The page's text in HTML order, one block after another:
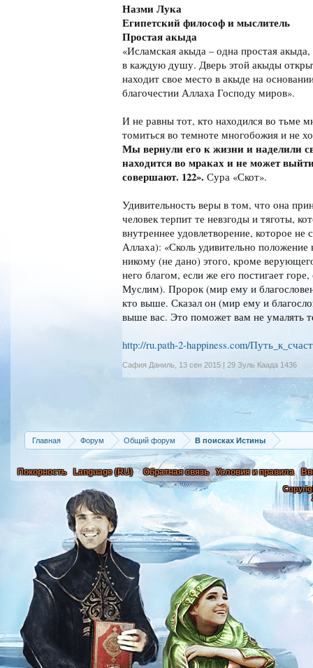
Назми Лука
Египетский философ и мыслитель
Простая акыда
«Исламская акыда – одна простая
в каждую душу. Дверь этой акыды
находит свое место в акыде на
благочестии Аллаха Господу миров».
И не равны тот, кто находился во тьме
томиться во темноте многобожия и не
Мы вернули его к жизни и наделили
находится во мраках и не может
совершают. 122». Сура «Скот».
Удивительность веры в том, что она
человек терпит те невзгоды и тяготы,
внутреннее удовлетворение, которое
Аллаха): «Сколь удивительно
никому (не дано) этого, кроме
него благом, если же его постигает
Муслим). Пророк (мир ему и
кто выше. Сказал он (мир ему и
выше вас. Это поможет вам не умалять
http://ru.path-2-happiness.com/
Сафия Даниль 13 сен 2015 | 29 Зуль Каада 1436
Главная Форум Общий форум В поисках Истины
Покорность Language (RU) Обратная связь Условия и правила